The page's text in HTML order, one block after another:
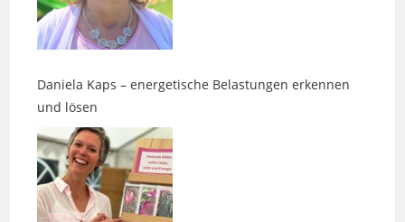
Daniela Kaps – energetische Belastungen erkennen